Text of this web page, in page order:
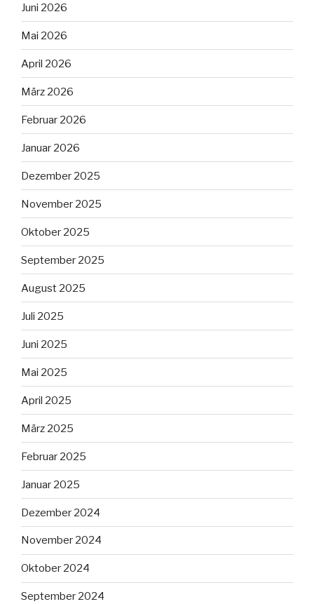
Juni 2026
Mai 2026
April 2026
März 2026
Februar 2026
Januar 2026
Dezember 2025
November 2025
Oktober 2025
September 2025
August 2025
Juli 2025
Juni 2025
Mai 2025
April 2025
März 2025
Februar 2025
Januar 2025
Dezember 2024
November 2024
Oktober 2024
September 2024